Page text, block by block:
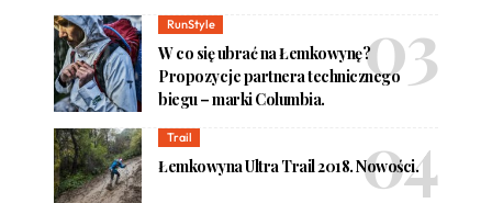
RunStyle
W co się ubrać na Łemkowynę?
Propozycje partnera technicznego
biegu – marki Columbia.
Trail
Łemkowyna Ultra Trail 2018. Nowości.